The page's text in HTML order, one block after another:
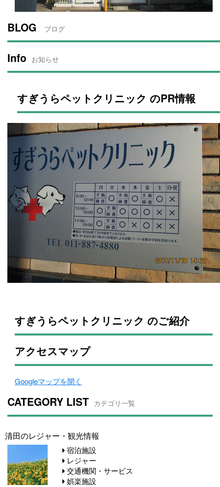
BLOG ブログ
Info お知らせ
すぎうらペットクリニック のPR情報
すぎうらペットクリニック のご紹介
アクセスマップ
Googleマップを開く
CATEGORY LIST カテゴリ一覧
清田のレジャー・観光情報
宿泊施設
レジャー
交通機関・サービス
娯楽施設